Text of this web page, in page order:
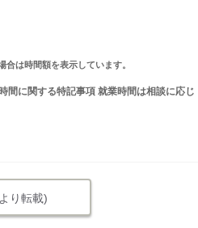
は時間額を表示しています。
間に関する特記事項 就業時間は相談に応じ
り転載)